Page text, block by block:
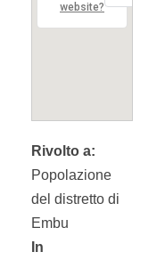
website?
Rivolto a:
Popolazione
del distretto di
Embu
In